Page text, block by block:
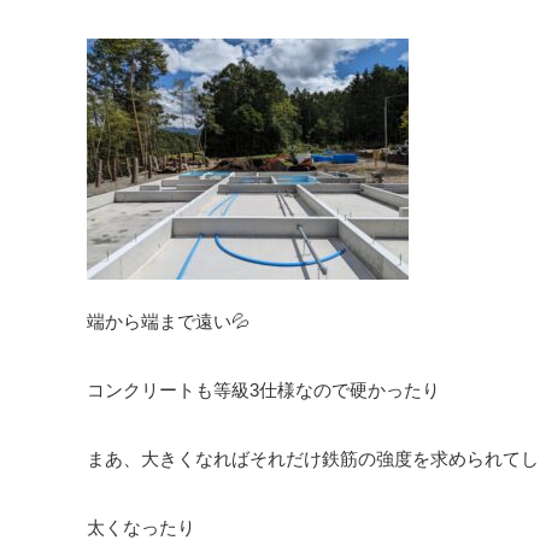
端から端まで遠い💦
コンクリートも等級3仕様なので硬かったり
まあ、大きくなればそれだけ鉄筋の強度を求められて
太くなったり